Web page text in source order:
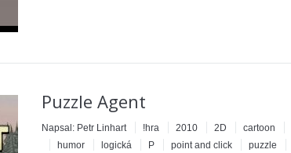
Puzzle Agent
Napsal: Petr Linhart !hra 2010 2D cartoon
humor
logická P point and click puzzle